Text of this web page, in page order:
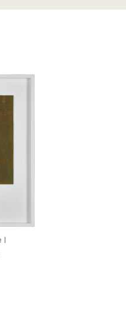
I